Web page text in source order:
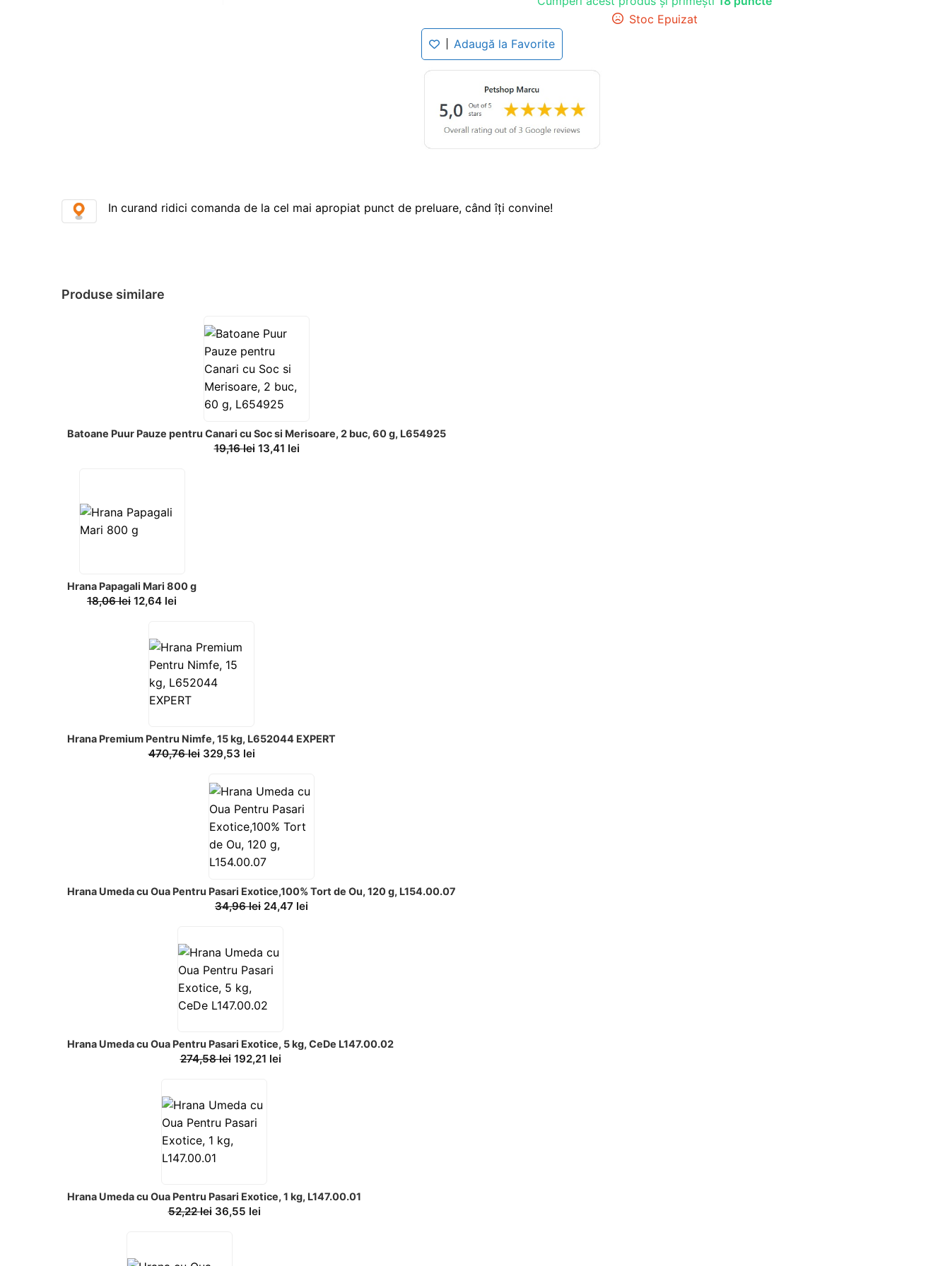
Stoc Epuizat
Adaugă la Favorite
In curand ridici comanda de la cel mai apropiat punct de preluare, când îți convine!
Produse similare
Batoane Puur Pauze pentru Canari cu Soc si Merisoare, 2 buc, 60 g, L654925
19,16lei 13,41 lei
Hrana Papagali Mari 800 g
18,06lei 12,64 lei
Hrana Premium Pentru Nimfe, 15 kg, L652044 EXPERT
470,76lei 329,53 lei
Hrana Umeda cu Oua Pentru Pasari Exotice,100% Tort de Ou, 120 g, L154.00.07
34,96lei 24,47 lei
Hrana Umeda cu Oua Pentru Pasari Exotice, 5 kg, CeDe L147.00.02
274,58lei 192,21 lei
Hrana Umeda cu Oua Pentru Pasari Exotice, 1 kg, L147.00.01
52,22lei 36,55 lei